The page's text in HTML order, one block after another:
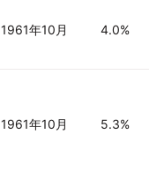
1961年10月 4.0%
1961年10月 5.3%